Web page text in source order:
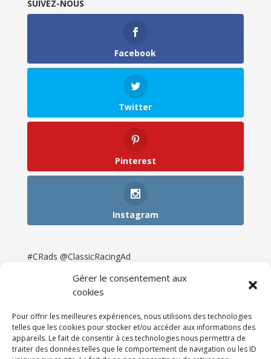
Gérer le consentement aux
cookies
Pour offrir les meilleures expériences, nous utilisons des technologies
telles que les cookies pour stocker et/ou accéder aux informations des
appareils. Le fait de consentir à ces technologies nous permettra de
traiter des données telles que le comportement de navigation ou les ID
SUIVEZ-NOUS
Facebook
Twitter
Pinterest
Instagram
#CRads @ClassicRacingAd